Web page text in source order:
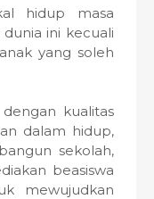
hidup masa
ini kecuali
yang soleh
kualitas
dalam hidup,
sekolah,
beasiswa
mewujudkan